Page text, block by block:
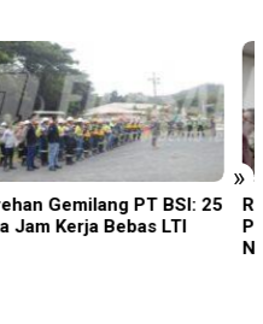
»
Rudenim Pusat Tanjung
Pinang Deportasi 25 Warga